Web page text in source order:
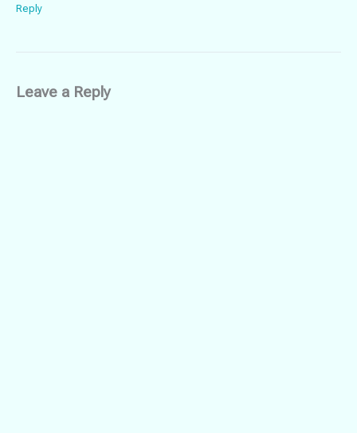
Reply
Leave a Reply